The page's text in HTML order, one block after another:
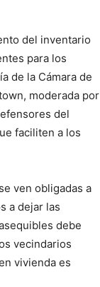
del inventario
para los
de la Cámara de
moderada por
del
faciliten a los
ven obligadas a
a dejar las
debe
vecindarios
vivienda es